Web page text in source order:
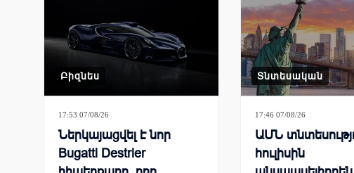
Բիզնես
17:53 07/08/26
Ներկայացվել է նոր
Bugatti Destrier
Տնտեսական
17:46 07/08/26
ԱՄՆ
հուլիսին